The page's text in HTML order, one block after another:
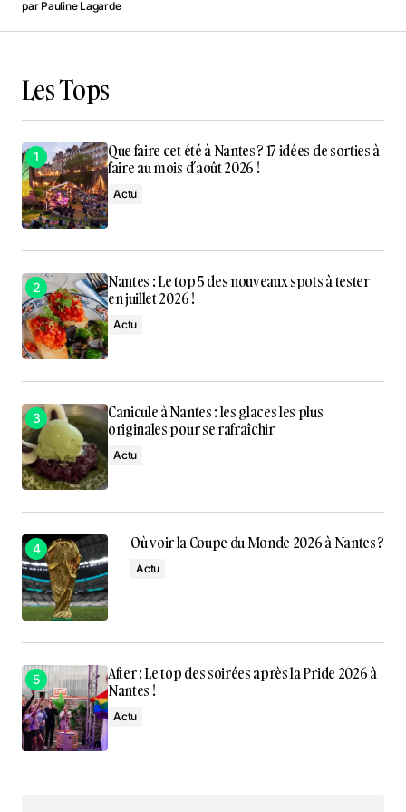
par Pauline Lagarde
Les Tops
Que faire cet été à Nantes ? 17 idées de sorties à
faire au mois d’août 2026 !
Actu
Nantes : Le top 5 des nouveaux spots à tester
en juillet 2026 !
Actu
Canicule à Nantes : les glaces les plus
originales pour se rafraîchir
Actu
Où voir la Coupe du Monde 2026 à Nantes ?
Actu
After : Le top des soirées après la Pride 2026 à
Nantes !
Actu